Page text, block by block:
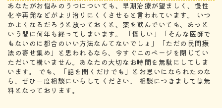
あなたがお悩みのうつについても、早期治療が望ましく、慢性
化や再発などがより治りにくくさせると言われています。 いつ
かよくなるだろうと放っておくと、薬を飲んでいても、あっと
いう間に何年も経ってしまいます。 「怪しい」「そんな医師で
もないのに都合のいい方法なんてないでしょ」「ただの民間療
法の寄せ集め」と思われるなら、今すぐこのページを閉じてい
ただいて構いません。あなたの大切なお時間を無駄にしてしま
います。 でも、「話を聞くだけでも」とお思いになられたのな
ら、ぜひ一度相談にいらしてください。 相談につきましては無
料となっております。